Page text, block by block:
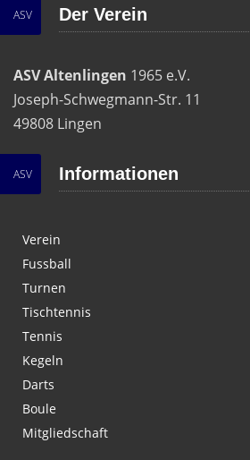
ASV Der Verein
ASV Altenlingen 1965 e.V.
Joseph-Schwegmann-Str. 11
49808 Lingen
ASV Informationen
Verein
Fussball
Turnen
Tischtennis
Tennis
Kegeln
Darts
Boule
Mitgliedschaft